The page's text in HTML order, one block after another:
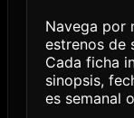
Navega por
estrenos de
Cada ficha
sinopsis,
es semanal